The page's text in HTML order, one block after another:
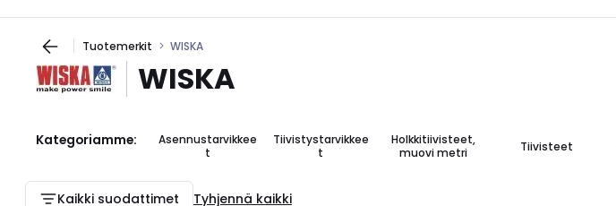
Tuotemerkit WISKA
WISKA
Kategoriamme:
Asennustarvikkee
t
Tiivistystarvikkee
t
Holkkitiivisteet,
muovi metri
Tiivisteet
Kaikki suodattimet Tyhjennä kaikki